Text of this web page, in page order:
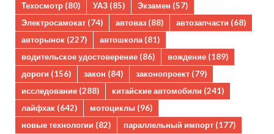
Техосмотр (80) УАЗ (85) Экзамен (57)
Электросамокат (74) автоваз (88) автозапчасти (68)
авторынок (227) автошкола(81)
водительское удостоверение (86) вождение (189)
дороги (156) закон (84) законопроект (79)
исследование (288) китайские автомобили (241)
лайфхак (642) мотоциклы (96)
новые технологии (82) параллельный импорт (177)